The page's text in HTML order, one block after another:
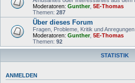
Moderatoren: Gunther, 5E-Thomas
Themen: 287
Über dieses Forum
Fragen, Probleme, Kritik und
Moderatoren: Gunther, 5E-Thomas
Themen: 92
STATISTIK
ANMELDEN